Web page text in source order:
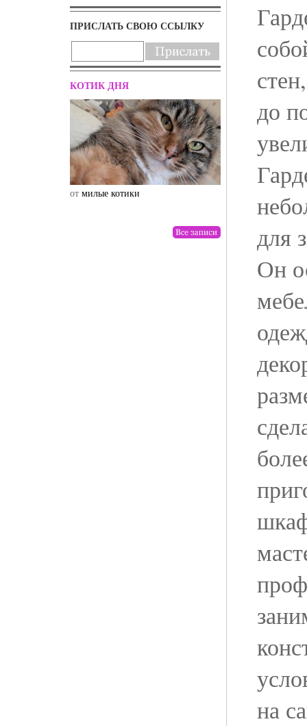
ПРИСЛАТЬ СВОЮ ССЫЛКУ
КОТИК ДНЯ
от милые котики
до
для
Он
на